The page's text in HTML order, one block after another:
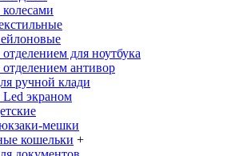
для ноутбука
антивор
ручной клади
экраном
мешки
кошельки +